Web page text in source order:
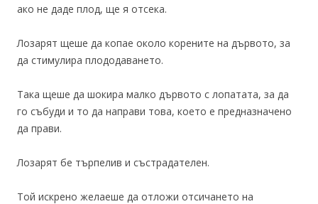
ако не даде плод, ще я отсека.
Лозарят щеше да копае около корените на дървото, за
да стимулира плододаването.
Така щеше да шокира малко дървото с лопатата, за да
го събуди и то да направи това, което е предназначено
да прави.
Лозарят бе търпелив и състрадателен.
Той искрено желаеше да отложи отсичането на